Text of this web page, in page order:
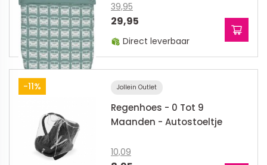
39,95
29,95
Direct leverbaar
-11% Jollein Outlet
Regenhoes - 0 Tot 9
Maanden - Autostoeltje
10,09